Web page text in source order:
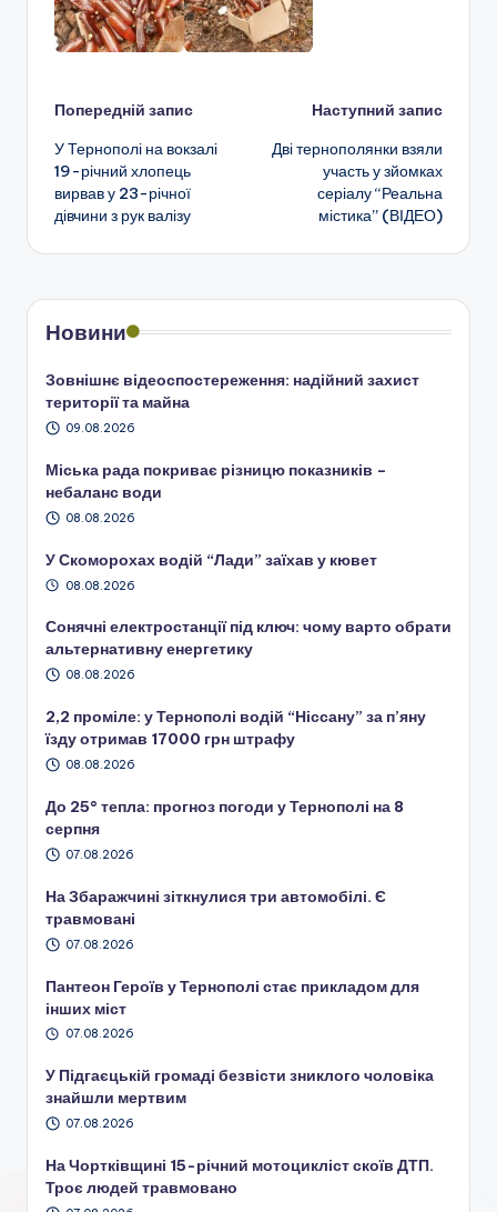
Навігація
по
запису
Попередній запис
У Тернополі на вокзалі
19-річний хлопець
вирвав у 23-річної
дівчини з рук валізу
Наступний запис
Дві тернополянки взяли
участь у зйомках
серіалу “Реальна
містика” (ВІДЕО)
Новини
Зовнішнє відеоспостереження: надійний захист
території та майна
09.08.2026
Міська рада покриває різницю показників –
небаланс води
08.08.2026
У Скоморохах водій “Лади” заїхав у кювет
08.08.2026
Сонячні електростанції під ключ: чому варто обрати
альтернативну енергетику
08.08.2026
2,2 проміле: у Тернополі водій “Ніссану” за п’яну
їзду отримав 17000 грн штрафу
08.08.2026
До 25° тепла: прогноз погоди у Тернополі на 8
серпня
07.08.2026
На Збаражчині зіткнулися три автомобілі. Є
травмовані
07.08.2026
Пантеон Героїв у Тернополі стає прикладом для
інших міст
07.08.2026
У Підгаєцькій громаді безвісти зниклого чоловіка
знайшли мертвим
07.08.2026
На Чортківщині 15-річний мотоцикліст скоїв ДТП.
Троє людей травмовано